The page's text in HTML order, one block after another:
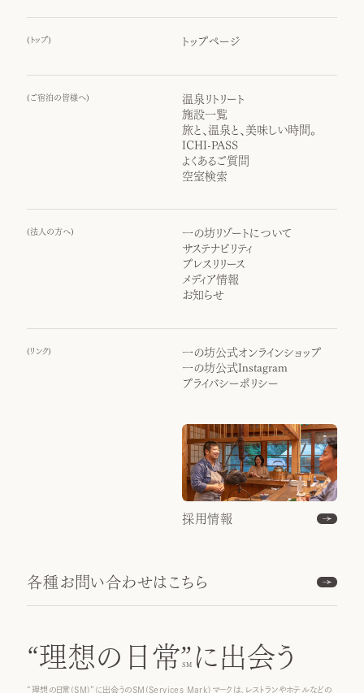
( トップ) トップページ
( ご宿泊の皆様へ)
温泉リトリート
施設一覧
旅と、温泉と、美味しい時間。
ICHI-PASS
よくあるご質問
空室検索
(法人の方へ)
一の坊リゾートについて
サステナビリティ
プレスリリース
メディア情報
お知らせ
( リンク)
一の坊公式オンラインショップ
一の坊公式Instagram
プライバシーポリシー
採用情報
各種お問い合わせはこちら
“理想の日常”に出会う
“理想の日常(SM)”に出会うのSM(Services Mark)マークは、レストランやホテルなどの